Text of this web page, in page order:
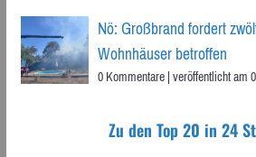
Nö: Großbrand fordert
Wohnhäuser betroffen
0 Kommentare|veröffentlicht am
Zu den Top 20 in 24